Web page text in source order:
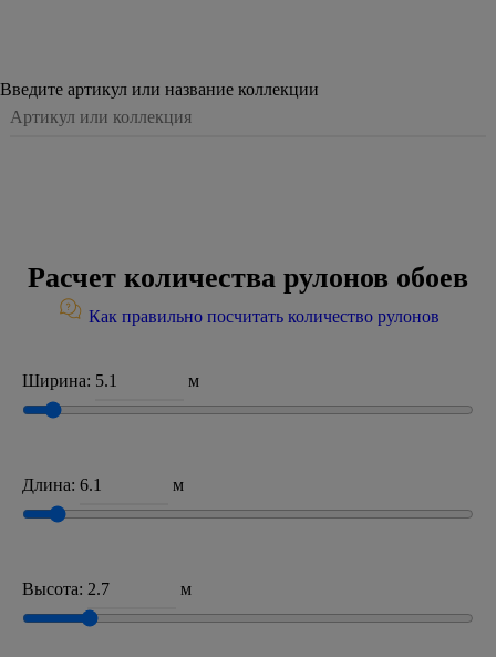
Введите артикул или название коллекции
Расчет количества рулонов обоев
Как правильно посчитать количество рулонов
Ширина: м
Длина: м
Высота: м